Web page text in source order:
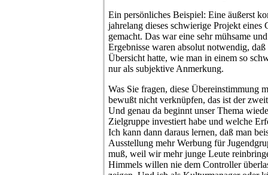
Ein persönliches Beispiel: Eine äußerst
jahrelang dieses schwierige Projekt eines
gemacht. Das war eine sehr mühsame
Ergebnisse waren absolut notwendig,
Übersicht hatte, wie man in einem so
nur als subjektive Anmerkung.
Was Sie fragen, diese Übereinstimmung
bewußt nicht verknüpfen, das ist der
Und genau da beginnt unser Thema
Zielgruppe investiert habe und welche
Ich kann dann daraus lernen, daß man
Ausstellung mehr Werbung für
muß, weil wir mehr junge Leute
Himmels willen nie dem Controller